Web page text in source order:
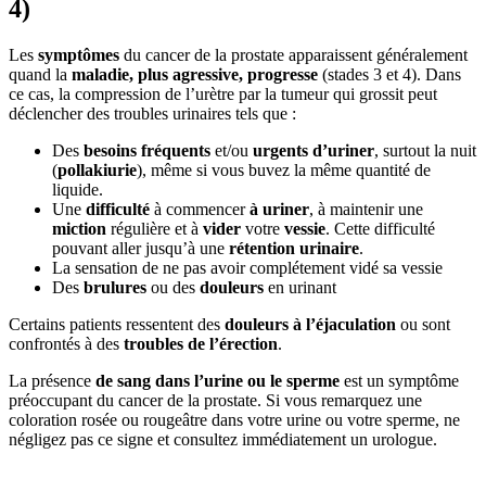
4)
Les symptômes du cancer de la prostate apparaissent généralement
quand la maladie, plus agressive, progresse (stades 3 et 4). Dans
ce cas, la compression de l’urètre par la tumeur qui grossit peut
déclencher des troubles urinaires tels que :
Des besoins fréquents et/ou urgents d’uriner, surtout la nuit
(pollakiurie), même si vous buvez la même quantité de
liquide.
Une difficulté à commencerà uriner, à maintenir une
miction régulière et à vider votre vessie. Cette difficulté
pouvant aller jusqu’à une rétention urinaire.
La sensation de ne pas avoir complétement vidé sa vessie
Des brulures ou des douleurs en urinant
Certains patients ressentent des douleurs à l’éjaculation ou sont
confrontés à des troubles de l’érection.
La présence de sang dans l’urine ou le sperme est un symptôme
préoccupant du cancer de la prostate. Si vous remarquez une
coloration rosée ou rougeâtre dans votre urine ou votre sperme, ne
négligez pas ce signe et consultez immédiatement un urologue.